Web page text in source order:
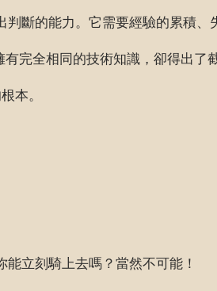
斷的能力。它需要經驗的累積、
完全相同的技術知識，卻得出了
本。
立刻騎上去嗎？當然不可能！